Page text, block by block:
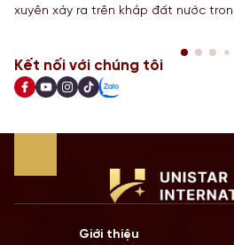
xuyên xảy ra trên khắp đất nước
bớt những chi phí này trong vài năm
đi gần đây nhất nhằm […]
Kết nối với chúng tôi
Giới thiệu